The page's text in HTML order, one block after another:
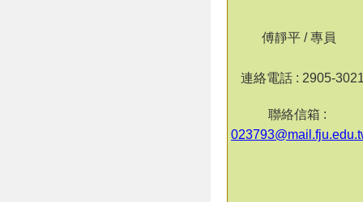
傅靜平 / 專員
連絡電話 : 2905-
聯絡信箱 :